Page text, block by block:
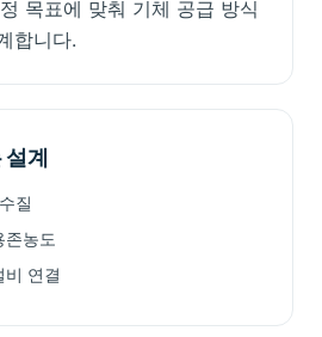
목표에 맞춰 기체 공급 방식
합니다.
설계
질
존농도
비 연결